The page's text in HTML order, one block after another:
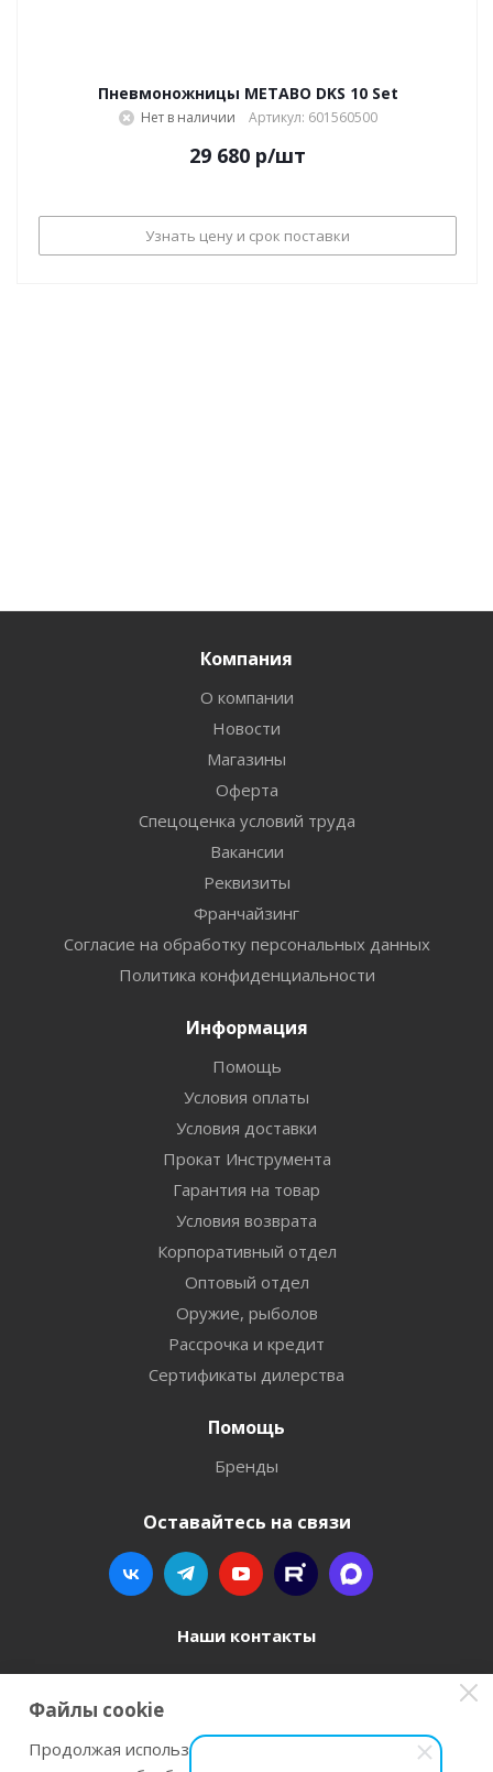
Пневмоножницы METABO DKS 10 Set
Нет в наличии Артикул: 601560500
29 680 р/шт
Узнать цену и срок поставки
Компания
О компании
Новости
Магазины
Оферта
Спецоценка условий труда
Вакансии
Реквизиты
Франчайзинг
Согласие на обработку персональных данных
Политика конфиденциальности
Информация
Помощь
Условия оплаты
Условия доставки
Прокат Инструмента
Гарантия на товар
Условия возврата
Корпоративный отдел
Оптовый отдел
Оружие, рыболов
Рассрочка и кредит
Сертификаты дилерства
Помощь
Бренды
Оставайтесь на связи
Наши контакты
8 800 77-00-962
Файлы cookie
Продолжая использовать наш сайт Вы даете